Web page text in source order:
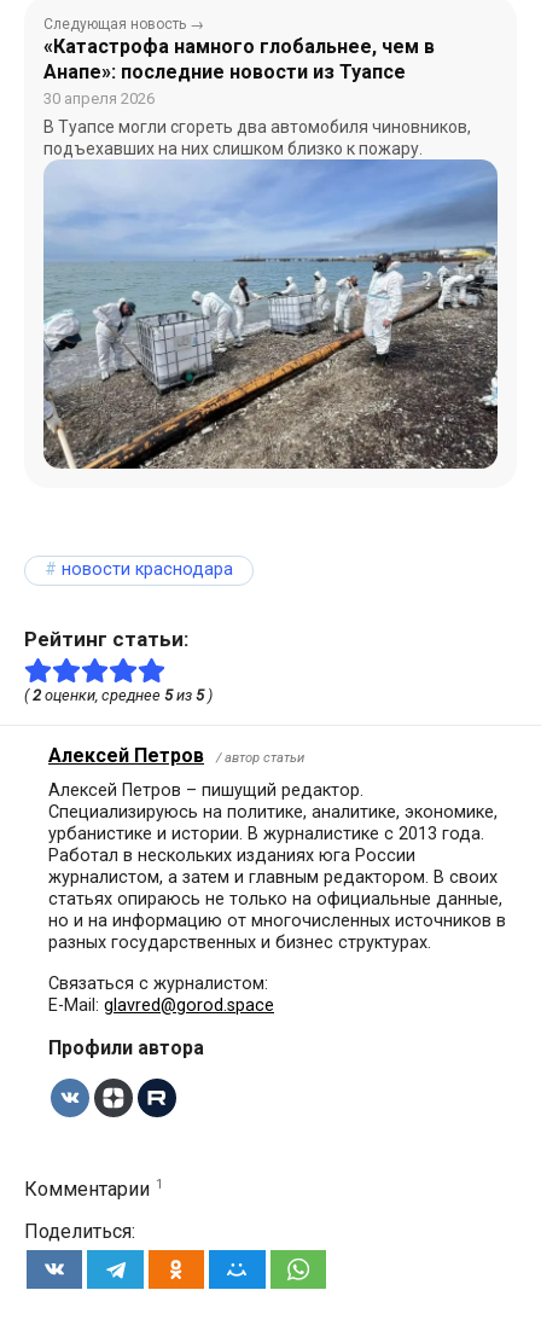
Следующая новость →
«Катастрофа намного глобальнее, чем в
Анапе»: последние новости из Туапсе
30 апреля 2026
В Туапсе могли сгореть два автомобиля чиновников,
подъехавших на них слишком близко к пожару.
новости краснодара
Рейтинг статьи:
(2 оценки, среднее 5из 5)
Алексей Петров / автор статьи
Алексей Петров – пишущий редактор.
Специализируюсь на политике, аналитике, экономике,
урбанистике и истории. В журналистике с 2013 года.
Работал в нескольких изданиях юга России
журналистом, а затем и главным редактором. В своих
статьях опираюсь не только на официальные данные,
но и на информацию от многочисленных источников в
разных государственных и бизнес структурах.
Связаться с журналистом:
E-Mail: glavred@gorod.space
Профили автора
Комментарии 1
Поделиться: